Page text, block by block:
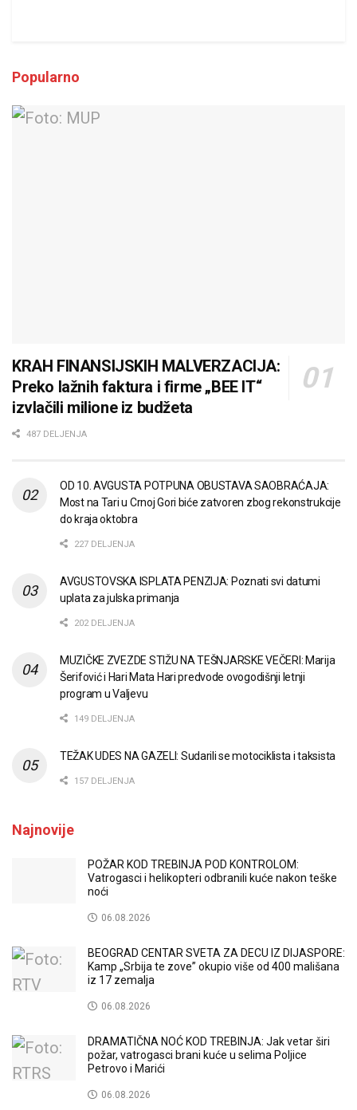
Popularno
KRAH FINANSIJSKIH MALVERZACIJA:
Preko lažnih faktura i firme „BEE IT“
izvlačili milione iz budžeta
487 DELJENJA
OD 10. AVGUSTA POTPUNA OBUSTAVA SAOBRAĆAJA:
Most na Tari u Crnoj Gori biće zatvoren zbog rekonstrukcije
do kraja oktobra
227 DELJENJA
AVGUSTOVSKA ISPLATA PENZIJA: Poznati svi datumi
uplata za julska primanja
202 DELJENJA
MUZIČKE ZVEZDE STIŽU NA TEŠNJARSKE VEČERI: Marija
Šerifović i Hari Mata Hari predvode ovogodišnji letnji
program u Valjevu
149 DELJENJA
TEŽAK UDES NA GAZELI: Sudarili se motociklista i taksista
157 DELJENJA
Najnovije
POŽAR KOD TREBINJA POD KONTROLOM:
Vatrogasci i helikopteri odbranili kuće nakon teške
noći
06.08.2026
BEOGRAD CENTAR SVETA ZA DECU IZ DIJASPORE:
Kamp „Srbija te zove” okupio više od 400 mališana
iz 17 zemalja
06.08.2026
DRAMATIČNA NOĆ KOD TREBINJA: Jak vetar širi
požar, vatrogasci brani kuće u selima Poljice
Petrovo i Marići
06.08.2026